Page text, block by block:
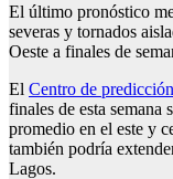
El último pronóstico
severas y tornados
Oeste a finales de
El Centro de
finales de esta semana
promedio en el este y
también podría
Lagos.